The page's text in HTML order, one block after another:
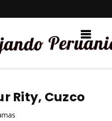
Rity, Cuzco